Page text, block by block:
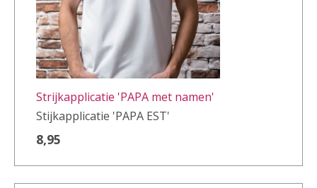
Strijkapplicatie 'PAPA met namen'
Stijkapplicatie 'PAPA EST'
8,95